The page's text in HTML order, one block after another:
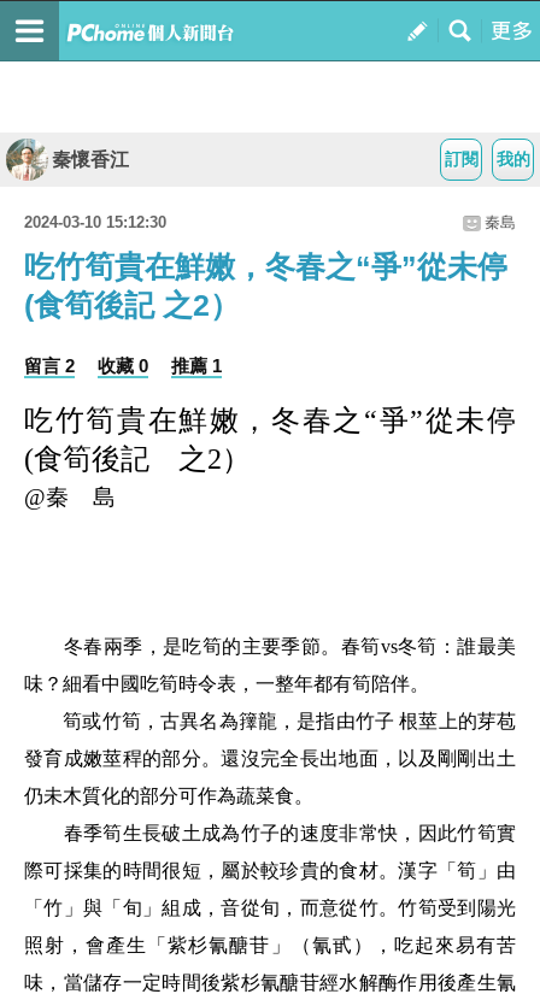
我的
訂閱
秦懷香江
2024-03-10 15:12:30 秦島
吃竹筍貴在鮮嫩，冬春之“爭”從未停
(食筍後記 之2）
留言 2 收藏 0 推薦 1
吃竹筍貴在鮮嫩，冬春之“爭”從未停
(食筍後記 之2）
@秦 島
冬春兩季，是吃筍的主要季節。春筍vs冬筍：誰最美
味？細看中國吃筍時令表，一整年都有筍陪伴。
筍或竹筍，古異名為籜龍，是指由竹子 根莖上的芽苞
發育成嫩莖稈的部分。還沒完全長出地面，以及剛剛出土
仍未木質化的部分可作為蔬菜食。
春季筍生長破土成為竹子的速度非常快，因此竹筍實
際可採集的時間很短，屬於較珍貴的食材。漢字「筍」由
「竹」與「旬」組成，音從旬，而意從竹。竹筍受到陽光
照射，會產生「紫杉氰醣苷」（氰甙），吃起來易有苦
味，當儲存一定時間後紫杉氰醣苷經水解酶作用後產生氰